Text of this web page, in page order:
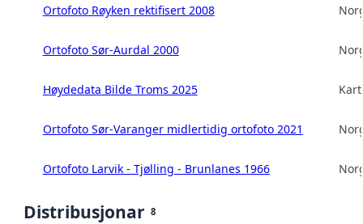
Ortofoto Røyken rektifisert 2008
Ortofoto Sør-Aurdal 2000
Høydedata Bilde Troms 2025
Ortofoto Sør-Varanger midlertidig ortofoto 2021
Ortofoto Larvik - Tjølling - Brunlanes 1966
Distribusjonar 8